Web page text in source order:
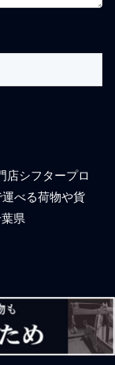
店シフタープロ
べる荷物や貨
県